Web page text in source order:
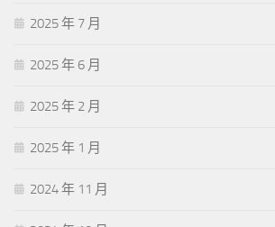
2025 年 7 月
2025 年 6 月
2025 年 2 月
2025 年 1 月
2024 年 11 月